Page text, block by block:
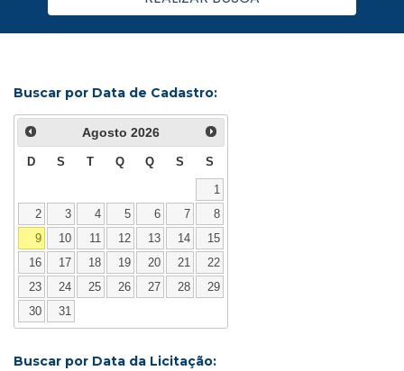
Buscar por Data de Cadastro:
Agosto 2026
D S T Q Q S S
1
2
3 4 5 6 7
8
9
10 11 12 13 14
15
16
17 18 19 20 21
22
23
24 25 26 27 28
29
30
31
Buscar por Data da Licitação: